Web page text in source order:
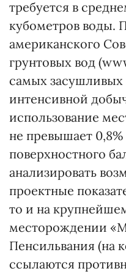
требуется в
кубометров воды.
американского
грунтовых вод
самых
интенсивной
использование
не превышает
поверхностного
анализировать
проектные
то и на
месторождении
Пенсильвания (на
ссылаются